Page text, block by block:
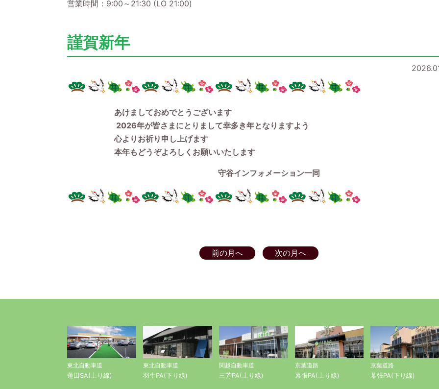
営業時間： 9:00 ～ 21:30 (LO 21:00)
謹賀新年
あけましておめでとうございます
2026年が皆さまにとりまして幸多き年となりますよう
心よりお祈り申し上げます
本年もどうぞよろしくお願いいたします
守谷インフォメーション一同
前の月へ 次の月へ
東北自動車道
蓮田SA(上り線)
東北自動車道
羽生PA(下り線)
関越自動車道
三芳PA(上り線)
京葉道路
幕張PA(上り線)
京葉道路
幕張PA(下り線)